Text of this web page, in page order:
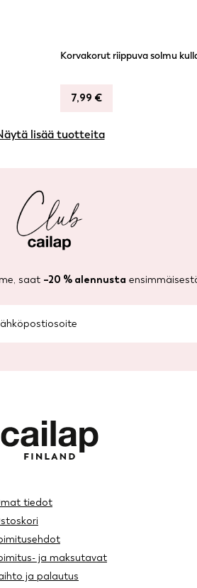
Korvakorut riippuva solmu
7,99 €
lisää tuotteita
saat –20 % alennusta
tiedot
ja maksutavat
ja palautus